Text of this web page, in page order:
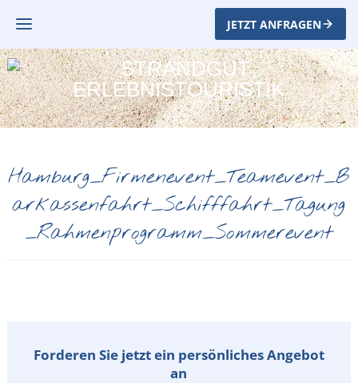
JETZT ANFRAGEN
Hamburg_Firmenevent_Teamevent_B
arkassenfahrt_Schifffahrt_Tagung
_Rahmenprogramm_Sommerevent
Forderen Sie jetzt ein persönliches Angebot
an